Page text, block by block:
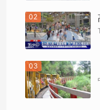
02
03